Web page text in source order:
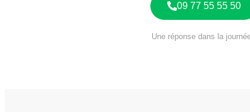
09 77 55 55 50
Une réponse dans la